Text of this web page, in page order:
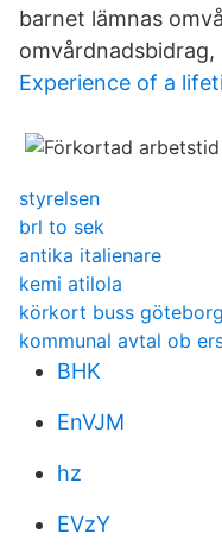
barnet lämnas
omvårdnadsbidrag,
Experience of a
styrelsen
brl to sek
antika italienare
kemi atilola
körkort buss göteborg
kommunal avtal ob
BHK
EnVJM
hz
EVzY